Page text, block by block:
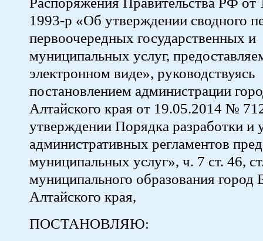
1993-р «Об утверждении сводного
первоочередных государственных и
муниципальных услуг,
электронном виде», руководствуясь
постановлением администрации
Алтайского края от 19.05.2014 №
утверждении Порядка разработки и
административных регламентов
муниципальных услуг», ч. 7 ст. 46,
муниципального образования город
Алтайского края,
ПОСТАНОВЛЯЮ: